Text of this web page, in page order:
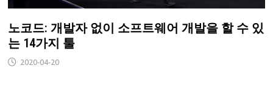
노코드: 개발자 없이 소프트웨어 개발을 할 수 있
는 14가지 툴
2020-04-20